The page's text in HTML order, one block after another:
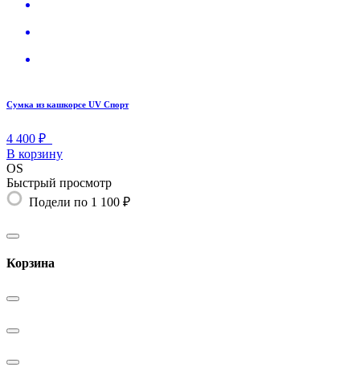
Сумка из кашкорсе UV Спорт
4 400 ₽
В корзину
OS
Быстрый просмотр
Подели по 1 100 ₽
Корзина